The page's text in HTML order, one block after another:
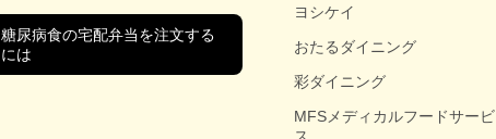
糖尿病食の宅配弁当を注文する
には
ヨシケイ
おたるダイニング
彩ダイニング
MFSメディカルフードサービ
ス